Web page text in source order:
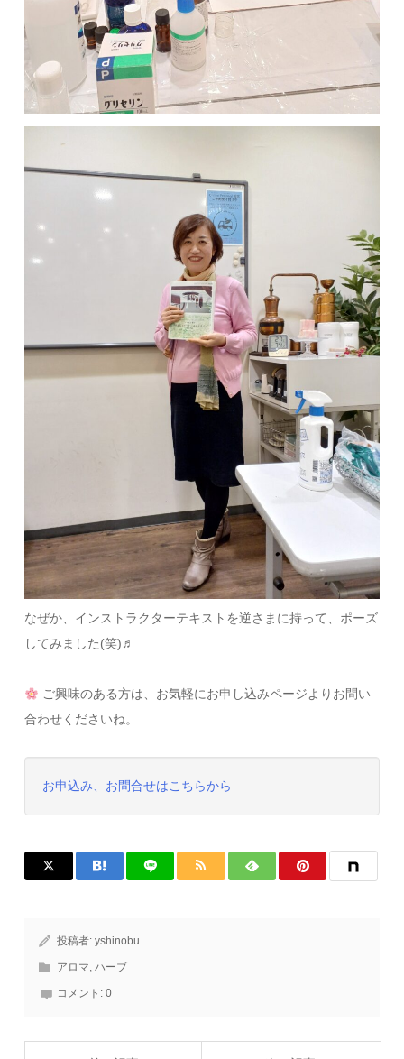
なぜか、インストラクターテキストを逆さまに持って、ポーズ
してみました(笑)♬
ご興味のある方は、お気軽にお申し込みページよりお問い
合わせくださいね。
お申込み、お問合せはこちらから
投稿者:yshinobu
アロマ,ハーブ
コメント:0